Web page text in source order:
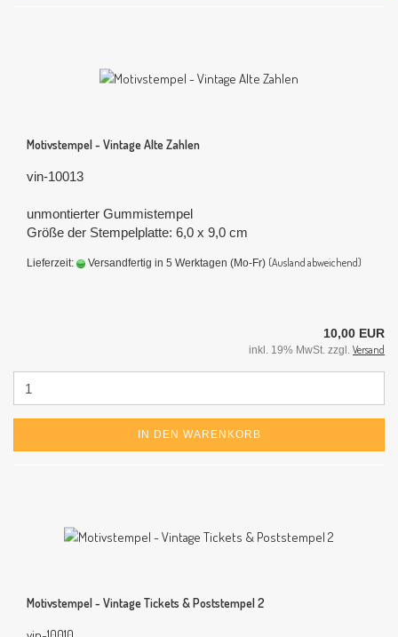
Motivstempel - Vintage Alte Zahlen
vin-10013
unmontierter Gummistempel
Größe der Stempelplatte: 6,0 x 9,0 cm
Lieferzeit: Versandfertig in 5 Werktagen (Mo-Fr) (Ausland abweichend)
10,00 EUR
inkl. 19% MwSt. zzgl. Versand
IN DEN WARENKORB
Motivstempel - Vintage Tickets & Poststempel 2